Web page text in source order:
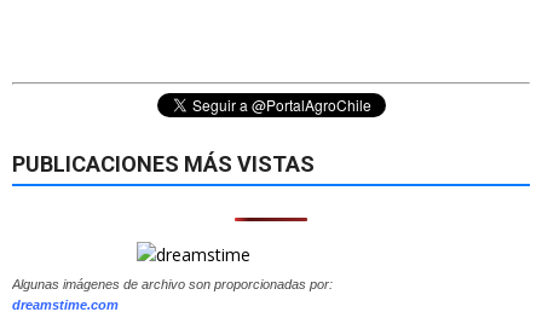
PUBLICACIONES MÁS VISTAS
Algunas imágenes de archivo son proporcionadas por:
dreamstime.com